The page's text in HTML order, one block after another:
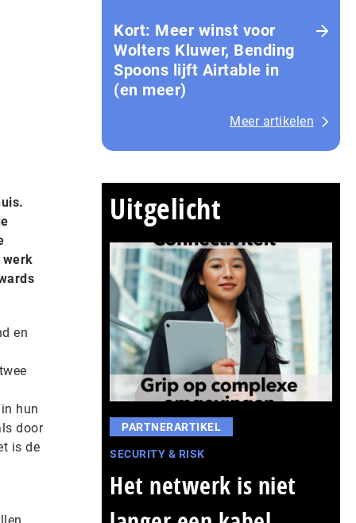
werk
en
hun
door
is de
Kort: Meer winst voor
Wolters Kluwer, Bending
Spoons lijft Airtable in
(en meer)
Meer artikelen
Uitgelicht
PARTNERARTIKEL
SECURITY & RISK
Het netwerk is niet